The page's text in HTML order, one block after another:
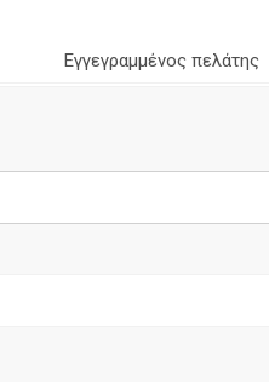
Εγγεγραμμένος πελάτης